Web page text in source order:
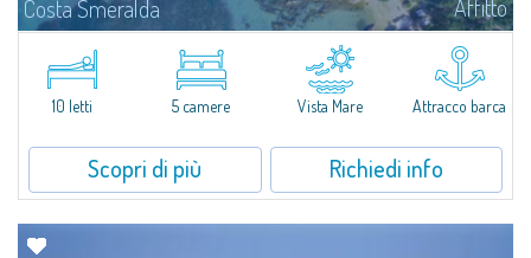
Costa Smeralda Affitto
Vi diamo il benvenuto a Villa Cala di Volpe, straordinaria proprietà fronte
mare e vera e propria penisola privata di circa 6.000 metri quadrati lungo
le coste cristalline della prestigiosa Baia Cala di Volpe, a due...
10 letti 5 camere Vista Mare Attracco barca
Scopri di più Richiedi info